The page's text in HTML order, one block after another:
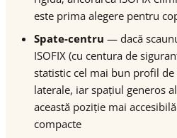
este prima alegere pentru
Spate-centru — dacă
ISOFIX (cu centura de
statistic cel mai bun profil
laterale, iar spațiul generos
această poziție mai
compacte